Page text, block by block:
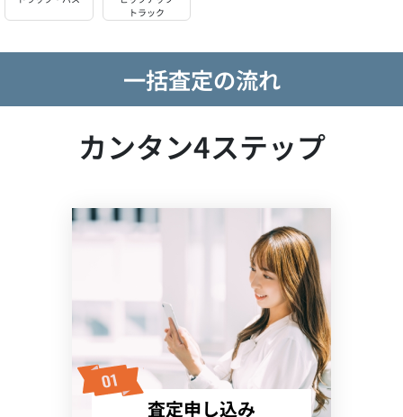
トラック
一括査定の流れ
カンタン4ステップ
査定申し込み